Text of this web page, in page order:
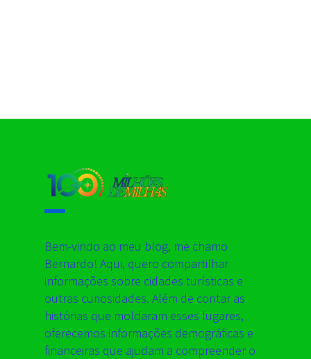
Bem-vindo ao meu blog, me chamo
Bernardo! Aqui, quero compartilhar
informações sobre cidades turísticas e
outras curiosidades. Além de contar as
histórias que moldaram esses lugares,
oferecemos informações demográficas e
financeiras que ajudam a compreender o